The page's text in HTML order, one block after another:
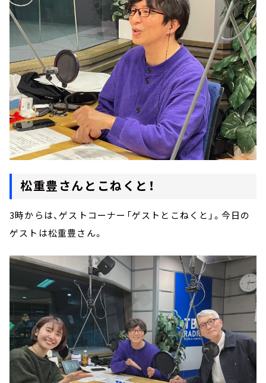
松重豊さんとこねくと！
3時からは、ゲストコーナー「ゲストとこねくと」。今日の
ゲストは松重豊さん。